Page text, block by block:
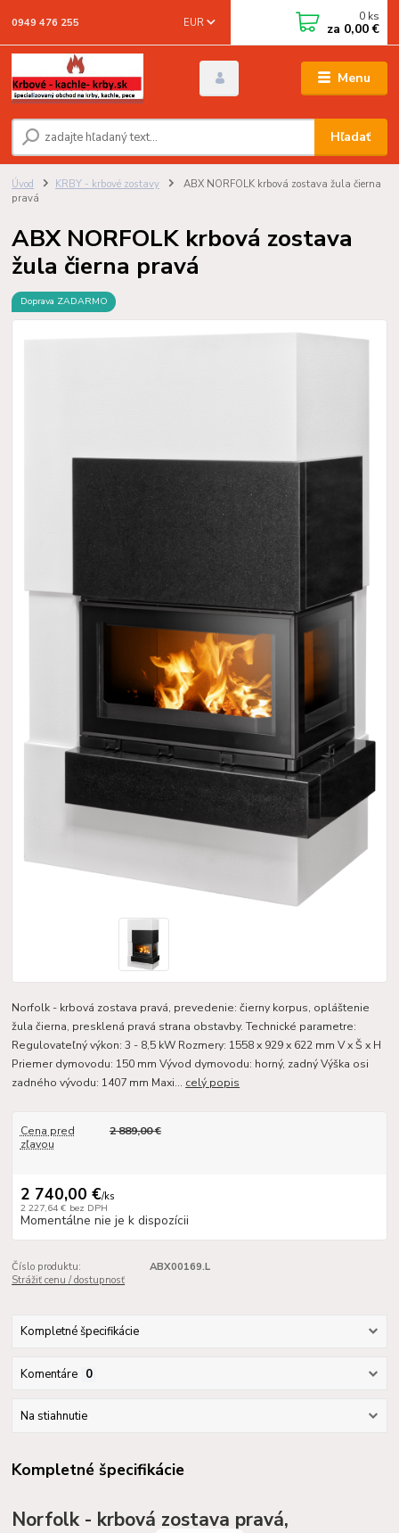
Menu
EUR
Hľadať
0949 476 255 0 ks
za 0,00 €
Úvod KRBY - krbové zostavy
ABX NORFOLK krbová zostava žula čierna
pravá
ABX NORFOLK krbová zostava
žula čierna pravá
Doprava ZADARMO
Norfolk - krbová zostava pravá, prevedenie: čierny korpus, opláštenie
žula čierna, presklená pravá strana obstavby. Technické parametre:
Regulovateľný výkon: 3 - 8,5 kW Rozmery: 1558 x 929 x 622 mm V x Š x H
Priemer dymovodu: 150 mm Vývod dymovodu: horný, zadný Výška osi
zadného vývodu: 1407 mm Maxi... celý popis
Cena pred
zľavou
2 889,00 €
2 740,00 €/ks
2 227,64 € bez DPH
Momentálne nie je k dispozícii
Číslo produktu:
ABX00169.L
Strážiť cenu / dostupnosť
Kompletné špecifikácie
Komentáre 0
Na stiahnutie
Kompletné špecifikácie
Norfolk - krbová zostava pravá,